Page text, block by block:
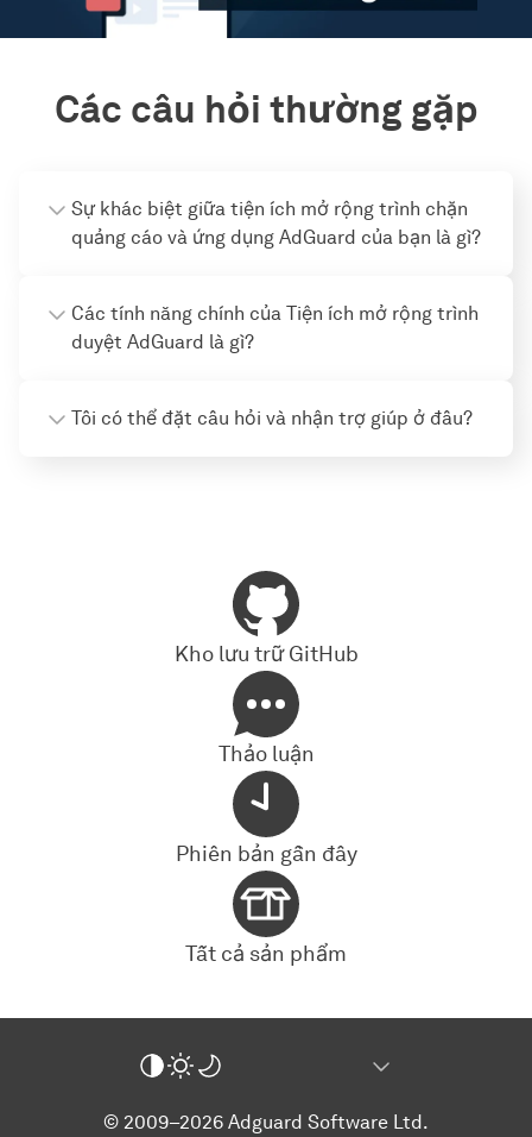
Các câu hỏi thường gặp
Sự khác biệt giữa tiện ích mở rộng trình chặn
quảng cáo và ứng dụng AdGuard của bạn là gì?
Các tính năng chính của Tiện ích mở rộng trình
duyệt AdGuard là gì?
Tôi có thể đặt câu hỏi và nhận trợ giúp ở đâu?
Kho lưu trữ GitHub
Thảo luận
Phiên bản gần đây
Tất cả sản phẩm
© 2009–2026 Adguard Software Ltd.